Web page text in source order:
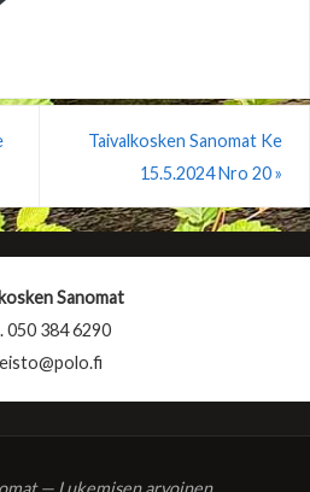
Taivalkosken Sanomat Ke
15.5.2024 Nro 20»
Sanomat
050 384 6290
— Lukemisen arvoinen